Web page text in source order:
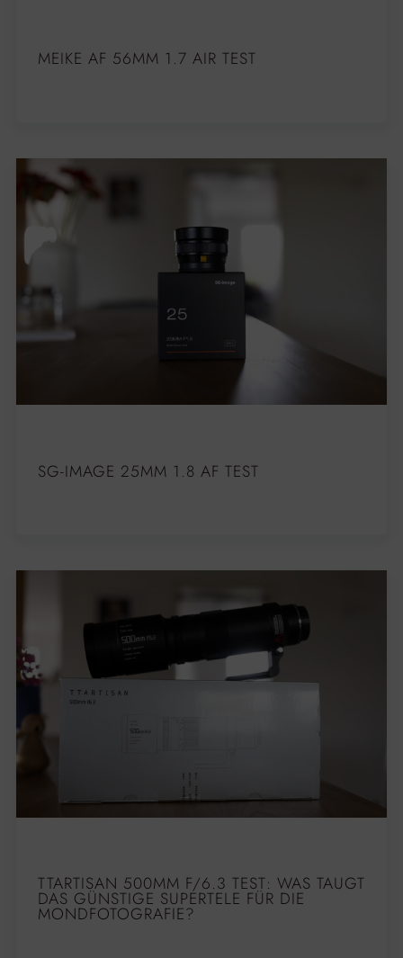
MEIKE AF 56MM 1.7 AIR TEST
SG-IMAGE 25MM 1.8 AF TEST
TTARTISAN 500MM F/6.3 TEST: WAS TAUGT
DAS GÜNSTIGE SUPERTELE FÜR DIE
MONDFOTOGRAFIE?